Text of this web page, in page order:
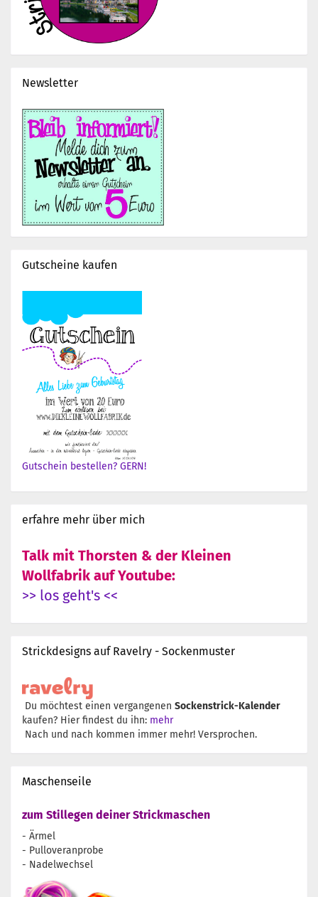
Newsletter
Gutscheine kaufen
Gutschein bestellen? GERN!
erfahre mehr über mich
Talk mit Thorsten & der Kleinen
Wollfabrik auf Youtube:
>> los geht's <<
Strickdesigns auf Ravelry - Sockenmuster
Du möchtest einen vergangenen Sockenstrick-Kalender
kaufen? Hier findest du ihn: mehr
Nach und nach kommen immer mehr! Versprochen.
Maschenseile
zum Stillegen deiner Strickmaschen
- Ärmel
- Pulloveranprobe
- Nadelwechsel